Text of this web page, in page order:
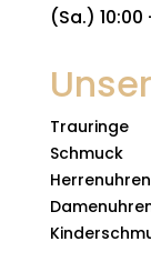
(Sa.) 10:00
Trauringe
Schmuck
Herrenuhren